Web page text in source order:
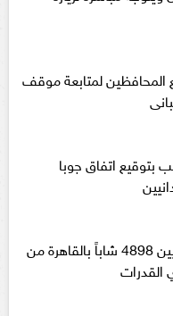
المحافظين لمتابعة موقف
بتوقيع اتفاق جوبا
القوى العاملة:تعيين 4898 شاباً بالقاهرة من